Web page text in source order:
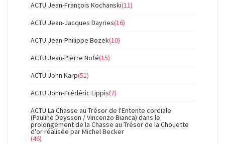
ACTU Jean-François Kochanski(11)
ACTU Jean-Jacques Dayries(16)
ACTU Jean-Philippe Bozek(10)
ACTU Jean-Pierre Noté(15)
ACTU John Karp(51)
ACTU John-Frédéric Lippis(7)
ACTU La Chasse au Trésor de l'Entente cordiale
(Pauline Deysson / Vincenzo Bianca) dans le
prolongement de la Chasse au Trésor de la Chouette
d'or réalisée par Michel Becker
(46)